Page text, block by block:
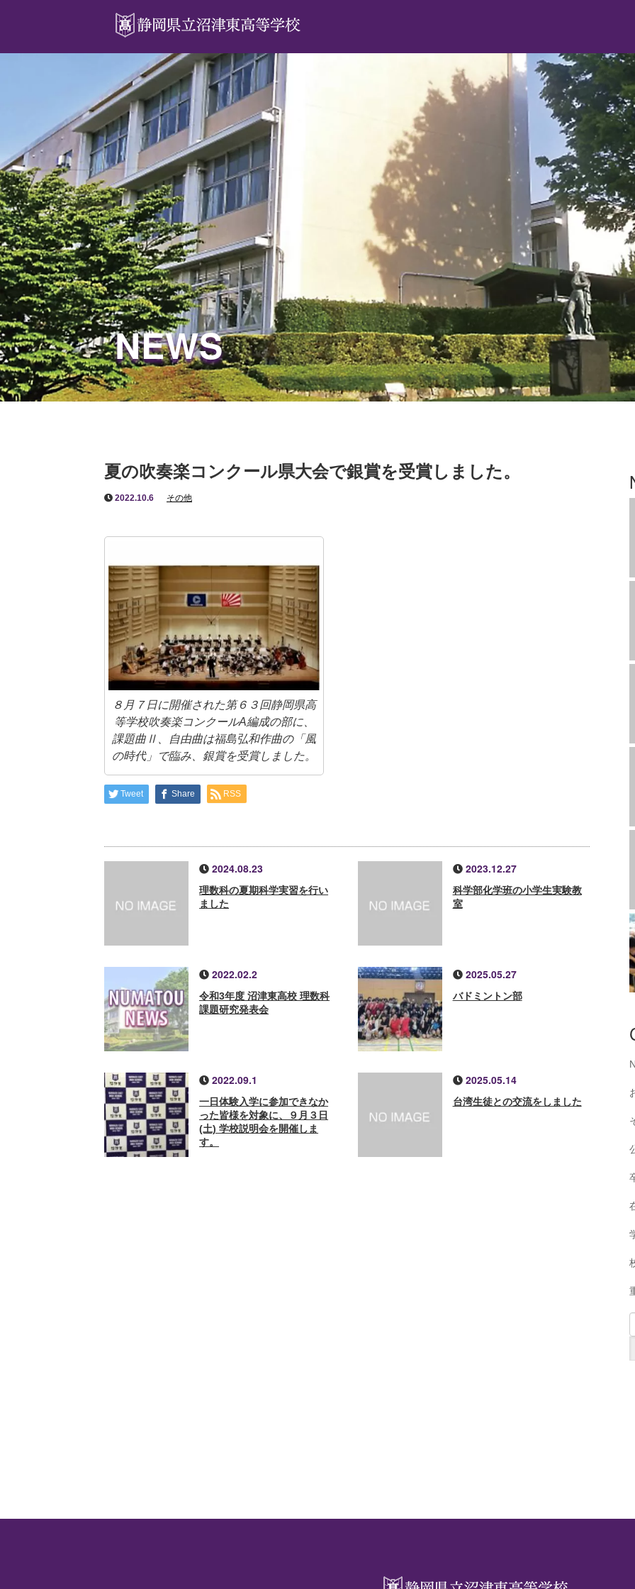
NEWS
夏の吹奏楽コンクール県大会で銀賞を受賞しました。
2022.10.6 その他
８月７日に開催された第６３回静岡県高
等学校吹奏楽コンクールA編成の部に、
課題曲Ⅱ、自由曲は福島弘和作曲の「風
の時代」で臨み、銀賞を受賞しました。
Tweet Share RSS
2024.08.23
理数科の夏期科学実習を行い
ました
2023.12.27
科学部化学班の小学生実験教
室
2022.02.2
令和3年度 沼津東高校 理数科
課題研究発表会
2025.05.27
バドミントン部
2022.09.1
一日体験入学に参加できなか
った皆様を対象に、９月３日
(土) 学校説明会を開催しま
す。
2025.05.14
台湾生徒との交流をしました